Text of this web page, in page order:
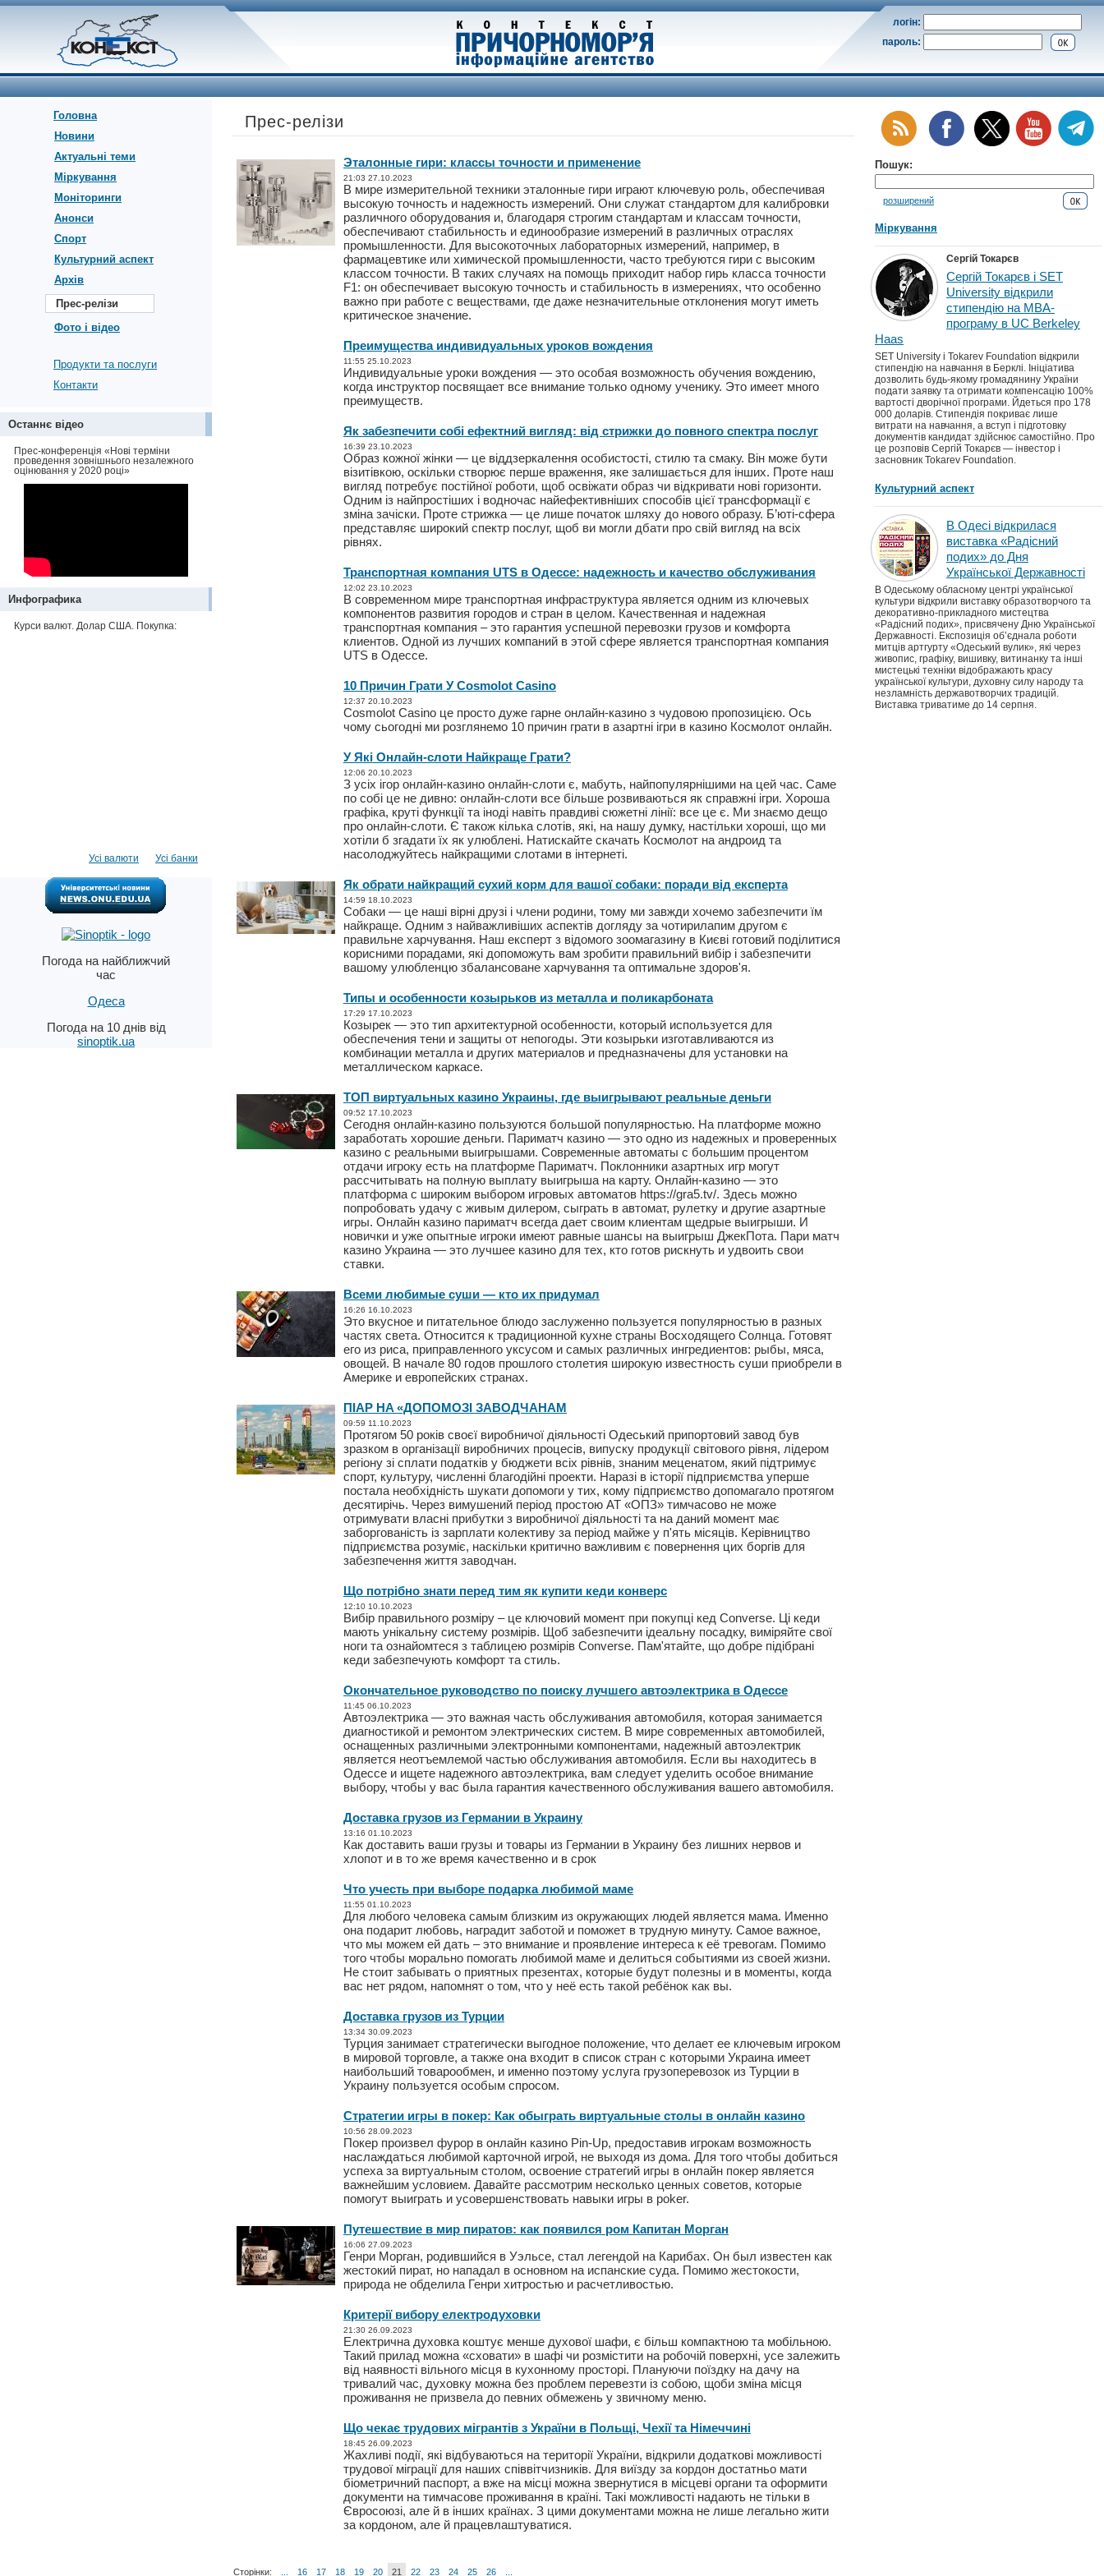
логін:
пароль:
Головна
Новини
Актуальні теми
Міркування
Моніторинги
Анонси
Спорт
Культурний аспект
Архів
Прес-релізи
Фото і відео
Продукти та послуги
Контакти
Останнє відео
Прес-конференція «Нові терміни
проведення зовнішнього незалежного
оцінювання у 2020 році»
Инфографика
Курси валют. Долар США. Покупка:
Усі банки
Усі валюти
Погода на найближчий
час
Одеса
Погода на 10 днів від
sinoptik.ua
Прес-релізи
Эталонные гири: классы точности и применение
21:03 27.10.2023
В мире измерительной техники эталонные гири играют ключевую роль, обеспечивая
высокую точность и надежность измерений. Они служат стандартом для калибровки
различного оборудования и, благодаря строгим стандартам и классам точности,
обеспечивают стабильность и единообразие измерений в различных отраслях
промышленности. Для высокоточных лабораторных измерений, например, в
фармацевтике или химической промышленности, часто требуются гири с высоким
классом точности. В таких случаях на помощь приходит набор гирь класса точности
F1: он обеспечивает высокую точность и стабильность в измерениях, что особенно
важно при работе с веществами, где даже незначительные отклонения могут иметь
критическое значение.
Преимущества индивидуальных уроков вождения
11:55 25.10.2023
Индивидуальные уроки вождения — это особая возможность обучения вождению,
когда инструктор посвящает все внимание только одному ученику. Это имеет много
преимуществ.
Як забезпечити собі ефектний вигляд: від стрижки до повного спектра послуг
16:39 23.10.2023
Образ кожної жінки — це віддзеркалення особистості, стилю та смаку. Він може бути
візитівкою, оскільки створює перше враження, яке залишається для інших. Проте наш
вигляд потребує постійної роботи, щоб освіжати образ чи відкривати нові горизонти.
Одним із найпростіших і водночас найефективніших способів цієї трансформації є
зміна зачіски. Проте стрижка — це лише початок шляху до нового образу. Б’юті-сфера
представляє широкий спектр послуг, щоб ви могли дбати про свій вигляд на всіх
рівнях.
Транспортная компания UTS в Одессе: надежность и качество обслуживания
12:02 23.10.2023
В современном мире транспортная инфраструктура является одним из ключевых
компонентов развития городов и стран в целом. Качественная и надежная
транспортная компания – это гарантия успешной перевозки грузов и комфорта
клиентов. Одной из лучших компаний в этой сфере является транспортная компания
UTS в Одессе.
10 Причин Грати У Cosmolot Casino
12:37 20.10.2023
Cosmolot Casino це просто дуже гарне онлайн-казино з чудовою пропозицією. Ось
чому сьогодні ми розглянемо 10 причин грати в азартні ігри в казино Космолот онлайн.
У Які Онлайн-слоти Найкраще Грати?
12:06 20.10.2023
З усіх ігор онлайн-казино онлайн-слоти є, мабуть, найпопулярнішими на цей час. Саме
по собі це не дивно: онлайн-слоти все більше розвиваються як справжні ігри. Хороша
графіка, круті функції та іноді навіть правдиві сюжетні лінії: все це є. Ми знаємо дещо
про онлайн-слоти. Є також кілька слотів, які, на нашу думку, настільки хороші, що ми
хотіли б згадати їх як улюблені. Натискайте скачать Космолот на андроид та
насолоджуйтесь найкращими слотами в інтернеті.
Як обрати найкращий сухий корм для вашої собаки: поради від експерта
14:59 18.10.2023
Собаки — це наші вірні друзі і члени родини, тому ми завжди хочемо забезпечити їм
найкраще. Одним з найважливіших аспектів догляду за чотирилапим другом є
правильне харчування. Наш експерт з відомого зоомагазину в Києві готовий поділитися
корисними порадами, які допоможуть вам зробити правильний вибір і забезпечити
вашому улюбленцю збалансоване харчування та оптимальне здоров'я.
Типы и особенности козырьков из металла и поликарбоната
17:29 17.10.2023
Козырек — это тип архитектурной особенности, который используется для
обеспечения тени и защиты от непогоды. Эти козырьки изготавливаются из
комбинации металла и других материалов и предназначены для установки на
металлическом каркасе.
ТОП виртуальных казино Украины, где выигрывают реальные деньги
09:52 17.10.2023
Сегодня онлайн-казино пользуются большой популярностью. На платформе можно
заработать хорошие деньги. Париматч казино — это одно из надежных и проверенных
казино с реальными выигрышами. Современные автоматы с большим процентом
отдачи игроку есть на платформе Париматч. Поклонники азартных игр могут
рассчитывать на полную выплату выигрыша на карту. Онлайн-казино — это
платформа с широким выбором игровых автоматов https://gra5.tv/. Здесь можно
попробовать удачу с живым дилером, сыграть в автомат, рулетку и другие азартные
игры. Онлайн казино париматч всегда дает своим клиентам щедрые выигрыши. И
новички и уже опытные игроки имеют равные шансы на выигрыш ДжекПота. Пари матч
казино Украина — это лучшее казино для тех, кто готов рискнуть и удвоить свои
ставки.
Всеми любимые суши — кто их придумал
16:26 16.10.2023
Это вкусное и питательное блюдо заслуженно пользуется популярностью в разных
частях света. Относится к традиционной кухне страны Восходящего Солнца. Готовят
его из риса, приправленного уксусом и самых различных ингредиентов: рыбы, мяса,
овощей. В начале 80 годов прошлого столетия широкую известность суши приобрели в
Америке и европейских странах.
ПІАР HA «ДОПОМОЗІ ЗАВОДЧАНАМ
09:59 11.10.2023
Протягом 50 років своєї виробничої діяльності Одеський припортовий завод був
зразком в організації виробничих процесів, випуску продукції світового рівня, лідером
регіону зі сплати податків у бюджети всіх рівнів, знаним меценатом, який підтримує
спорт, культуру, численні благодійні проекти. Наразі в історії підприємства уперше
постала необхідність шукати допомоги у тих, кому підприємство допомагало протягом
десятирічь. Через вимушений період простою АТ «ОПЗ» тимчасово не може
отримувати власні прибутки з виробничої діяльності та на даний момент має
заборгованість із зарплати колективу за період майже у п'ять місяців. Керівництво
підприємства розуміє, наскільки критично важливим є повернення цих боргів для
забезпечення життя заводчан.
Що потрібно знати перед тим як купити кеди конверс
12:10 10.10.2023
Вибір правильного розміру – це ключовий момент при покупці кед Converse. Ці кеди
мають унікальну систему розмірів. Щоб забезпечити ідеальну посадку, виміряйте свої
ноги та ознайомтеся з таблицею розмірів Converse. Пам'ятайте, що добре підібрані
кеди забезпечують комфорт та стиль.
Окончательное руководство по поиску лучшего автоэлектрика в Одессе
11:45 06.10.2023
Автоэлектрика — это важная часть обслуживания автомобиля, которая занимается
диагностикой и ремонтом электрических систем. В мире современных автомобилей,
оснащенных различными электронными компонентами, надежный автоэлектрик
является неотъемлемой частью обслуживания автомобиля. Если вы находитесь в
Одессе и ищете надежного автоэлектрика, вам следует уделить особое внимание
выбору, чтобы у вас была гарантия качественного обслуживания вашего автомобиля.
Доставка грузов из Германии в Украину
13:16 01.10.2023
Как доставить ваши грузы и товары из Германии в Украину без лишних нервов и
хлопот и в то же время качественно и в срок
Что учесть при выборе подарка любимой маме
11:55 01.10.2023
Для любого человека самым близким из окружающих людей является мама. Именно
она подарит любовь, наградит заботой и поможет в трудную минуту. Самое важное,
что мы можем ей дать – это внимание и проявление интереса к её тревогам. Помимо
того чтобы морально помогать любимой маме и делиться событиями из своей жизни.
Не стоит забывать о приятных презентах, которые будут полезны и в моменты, когда
вас нет рядом, напомнят о том, что у неё есть такой ребёнок как вы.
Доставка грузов из Турции
13:34 30.09.2023
Турция занимает стратегически выгодное положение, что делает ее ключевым игроком
в мировой торговле, а также она входит в список стран с которыми Украина имеет
наибольший товарообмен, и именно поэтому услуга грузоперевозок из Турции в
Украину пользуется особым спросом.
Стратегии игры в покер: Как обыграть виртуальные столы в онлайн казино
10:56 28.09.2023
Покер произвел фурор в онлайн казино Pin-Up, предоставив игрокам возможность
наслаждаться любимой карточной игрой, не выходя из дома. Для того чтобы добиться
успеха за виртуальным столом, освоение стратегий игры в онлайн покер является
важнейшим условием. Давайте рассмотрим несколько ценных советов, которые
помогут выиграть и усовершенствовать навыки игры в poker.
Путешествие в мир пиратов: как появился ром Капитан Морган
16:06 27.09.2023
Генри Морган, родившийся в Уэльсе, стал легендой на Карибах. Он был известен как
жестокий пират, но нападал в основном на испанские суда. Помимо жестокости,
природа не обделила Генри хитростью и расчетливостью.
Критерії вибору електродуховки
21:30 26.09.2023
Електрична духовка коштує менше духової шафи, є більш компактною та мобільною.
Такий прилад можна «сховати» в шафі чи розмістити на робочій поверхні, усе залежить
від наявності вільного місця в кухонному просторі. Плануючи поїздку на дачу на
тривалий час, духовку можна без проблем перевезти із собою, щоби зміна місця
проживання не призвела до певних обмежень у звичному меню.
Що чекає трудових мігрантів з України в Польщі, Чехії та Німеччині
18:45 26.09.2023
Жахливі події, які відбуваються на території України, відкрили додаткові можливості
трудової міграції для наших співвітчизників. Для виїзду за кордон достатньо мати
біометричний паспорт, а вже на місці можна звернутися в місцеві органи та оформити
документи на тимчасове проживання в країні. Такі можливості надають не тільки в
Євросоюзі, але й в інших країнах. З цими документами можна не лише легально жити
за кордоном, але й працевлаштуватися.
Сторінки: 16 17 18 19 20 21 22 23 24 25 26
Пошук:
розширений
Міркування
Сергій Токарєв
Сергій Токарєв і SET
University відкрили
стипендію на MBA-
програму в UC Berkeley
Haas
SET University і Tokarev Foundation відкрили
стипендію на навчання в Берклі. Ініціатива
дозволить будь-якому громадянину України
подати заявку та отримати компенсацію 100%
вартості дворічної програми. Йдеться про 178
000 доларів. Стипендія покриває лише
витрати на навчання, а вступ і підготовку
документів кандидат здійснює самостійно. Про
це розповів Сергій Токарєв — інвестор і
засновник Tokarev Foundation.
Культурний аспект
В Одесі відкрилася
виставка «Радісний
подих» до Дня
Української Державності
В Одеському обласному центрі української
культури відкрили виставку образотворчого та
декоративно-прикладного мистецтва
«Радісний подих», присвячену Дню Української
Державності. Експозиція об’єднала роботи
митців артгурту «Одеський вулик», які через
живопис, графіку, вишивку, витинанку та інші
мистецькі техніки відображають красу
української культури, духовну силу народу та
незламність державотворчих традицій.
Виставка триватиме до 14 серпня.